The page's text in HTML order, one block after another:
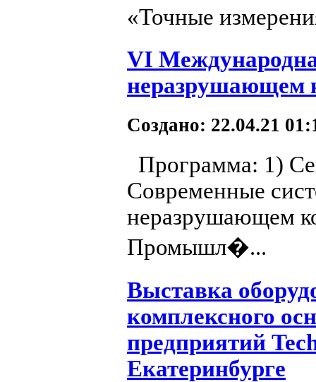
«Точные
VI
неразрушающем
Создано: 22.04.21
Программа: 1)
Современные
неразрушающем
Промышл�...
Выставка
комплексного
предприятий
Екатеринбурге